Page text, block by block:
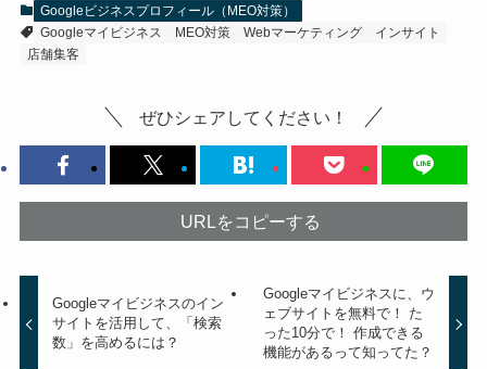
Googleビジネスプロフィール（MEO対策）
Googleマイビジネス
MEO対策 Webマーケティング
インサイト
店舗集客
ぜひシェアしてください！
URLをコピーする
Googleマイビジネスのイン
サイトを活用して、「検索
数」を高めるには？
Googleマイビジネスに、ウ
ェブサイトを無料で！ た
った10分で！ 作成できる
機能があるって知ってた？